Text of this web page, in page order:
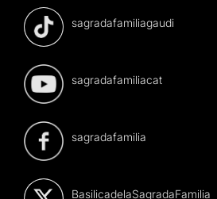
sagradafamiliagaudi
sagradafamiliacat
sagradafamilia
BasilicadelaSagradaFamilia